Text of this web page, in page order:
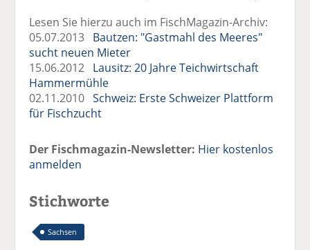
Lesen Sie hierzu auch im FischMagazin-Archiv:
05.07.2013 Bautzen: "Gastmahl des Meeres"
sucht neuen Mieter
15.06.2012 Lausitz: 20 Jahre Teichwirtschaft
Hammermühle
02.11.2010Schweiz: Erste Schweizer Plattform
für Fischzucht
Der Fischmagazin-Newsletter: Hier kostenlos
anmelden
Stichworte
Sachsen